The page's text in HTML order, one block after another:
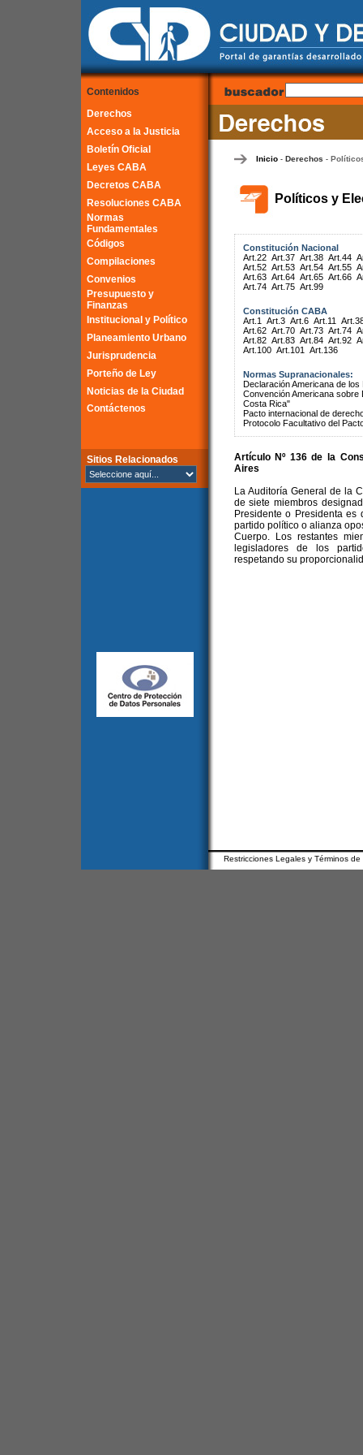
Contenidos
Derechos
Acceso a la Justicia
Boletín Oficial
Leyes CABA
Decretos CABA
Resoluciones CABA
Normas
Fundamentales
Códigos
Compilaciones
Convenios
Presupuesto y
Finanzas
Institucional y Político
Planeamiento Urbano
Jurisprudencia
Porteño de Ley
Noticias de la Ciudad
Contáctenos
Sitios Relacionados
Inicio- Derechos -
Políticos y
Constitución Nacional
Art.22 Art.37 Art.38 Art.44
Art.52 Art.53 Art.54 Art.55
Art.63 Art.64 Art.65 Art.66
Art.74 Art.75 Art.99
Constitución CABA
Art.1
Art.3 Art.6 Art.11
Art.62 Art.70 Art.73 Art.74
Art.82 Art.83 Art.84 Art.92
Art.100 Art.101 Art.136
Normas Supranacionales:
Declaración Americana de
Convención Americana
Costa Rica"
Pacto internacional de
Protocolo Facultativo del
Artículo Nº 136 de la
Aires
La Auditoría General de la
de siete miembros
Presidente o Presidenta
partido político o alianza
Cuerpo. Los restantes
legisladores de los
respetando su
Restricciones Legales y Términos de